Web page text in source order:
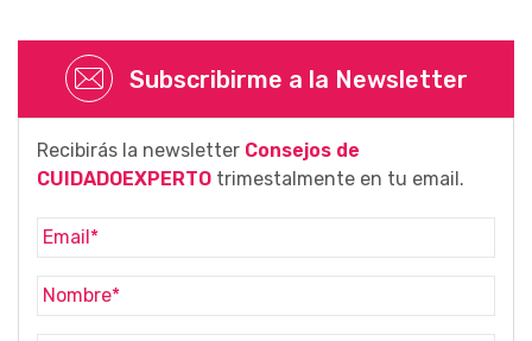
Subscribirme a la Newsletter
Recibirás la newsletter Consejos de
CUIDADOEXPERTO trimestalmente en tu email.